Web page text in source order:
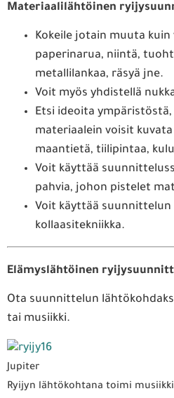
Materiaalilähtöinen
Kokeile jotain muuta kuin
paperinarua, niintä,
metallilankaa, räsyä jne.
Voit myös yhdistellä
Etsi ideoita
materiaalein voisit
maantietä, tiilipintaa,
Voit käyttää
pahvia, johon pistelet
Voit käyttää suunnittelun
kollaasitekniikka.
Elämyslähtöinen
Ota suunnittelun
tai musiikki.
Jupiter
Ryijyn lähtökohtana toimi